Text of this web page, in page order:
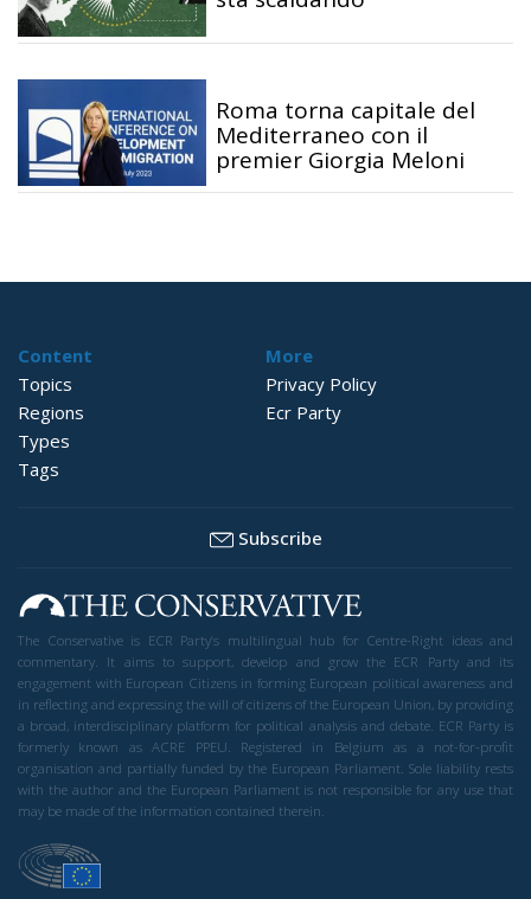
Roma torna capitale del
Mediterraneo con il
premier Giorgia Meloni
Content
Topics
Regions
Types
Tags
More
Privacy Policy
Ecr Party
Subscribe
The Conservative is ECR Party’s multilingual hub for Centre-Right ideas and
commentary. It aims to support, develop and grow the ECR Party and its
engagement with European Citizens in forming European political awareness and
in reflecting and expressing the will of citizens of the European Union, by providing
a broad, interdisciplinary platform for political analysis and debate. ECR Party is
formerly known as ACRE PPEU. Registered in Belgium as a not-for-profit
organisation and partially funded by the European Parliament. Sole liability rests
with the author and the European Parliament is not responsible for any use that
may be made of the information contained therein.